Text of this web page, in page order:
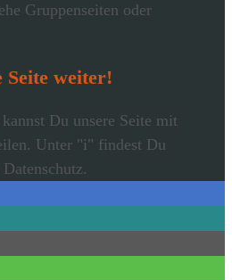
Gruppenseiten oder
Seite weiter!
Du unsere Seite mit
Unter "i" findest Du